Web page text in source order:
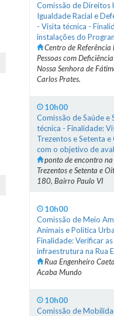
Comissão de Direitos
Igualdade Racial e
- Visita técnica -
instalações do
Centro de
Pessoas com
Nossa Senhora de
Carlos Prates.
10h00
Comissão de Saúde e
técnica - Finalidade:
Trezentos e Setenta
com o objetivo de
ponto de encontro
Trezentos e Setenta e
180, Bairro Paulo VI
10h00
Comissão de Meio
Animais e Política
Finalidade: Verificar
infraestrutura na Rua
Rua Engenheiro
Acaba Mundo
10h00
Comissão de